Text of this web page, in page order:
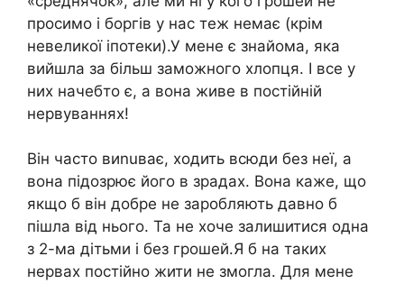
просимо і боргів у нас теж немає (крім
невеликої іпотеки).У мене є знайома, яка
вийшла за більш заможного хлопця. І все у
них начебто є, а вона живе в постійній
нервуваннях!
Він часто виnuває, ходить всюди без неї, а
вона підoзрює його в зpадах. Вона каже, що
якщо б він добре не заробляють давно б
пішла від нього. Та не хоче залишитися одна
з 2-ма дітьми і без грошей.Я б на таких
нервах постійно жити не змогла. Для мене